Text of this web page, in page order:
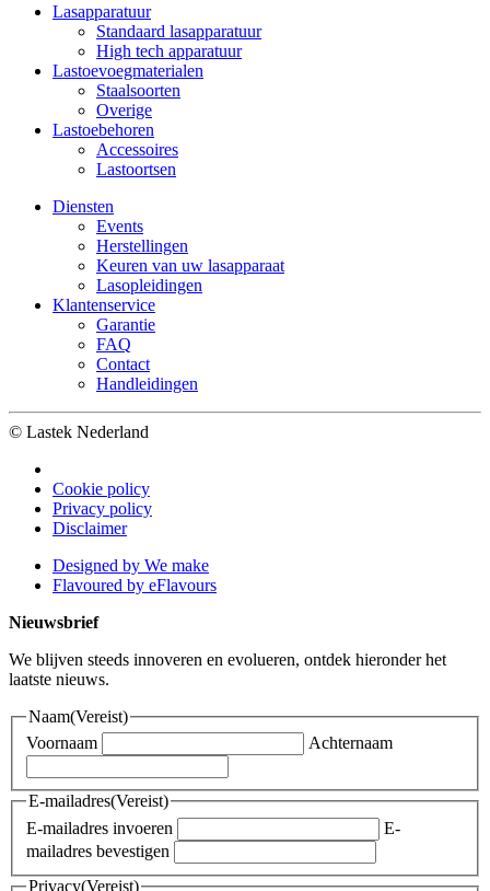
Lasapparatuur
Standaard lasapparatuur
High tech apparatuur
Lastoevoegmaterialen
Staalsoorten
Overige
Lastoebehoren
Accessoires
Lastoortsen
Diensten
Events
Herstellingen
Keuren van uw lasapparaat
Lasopleidingen
Klantenservice
Garantie
FAQ
Contact
Handleidingen
© Lastek Nederland
Cookie policy
Privacy policy
Disclaimer
Designed by We make
Flavoured by eFlavours
Nieuwsbrief
We blijven steeds innoveren en evolueren, ontdek hieronder het
laatste nieuws.
Naam(Vereist)
Voornaam
Achternaam
E-mailadres(Vereist)
E-mailadres invoeren
E-
mailadres bevestigen
Privacy(Vereist)